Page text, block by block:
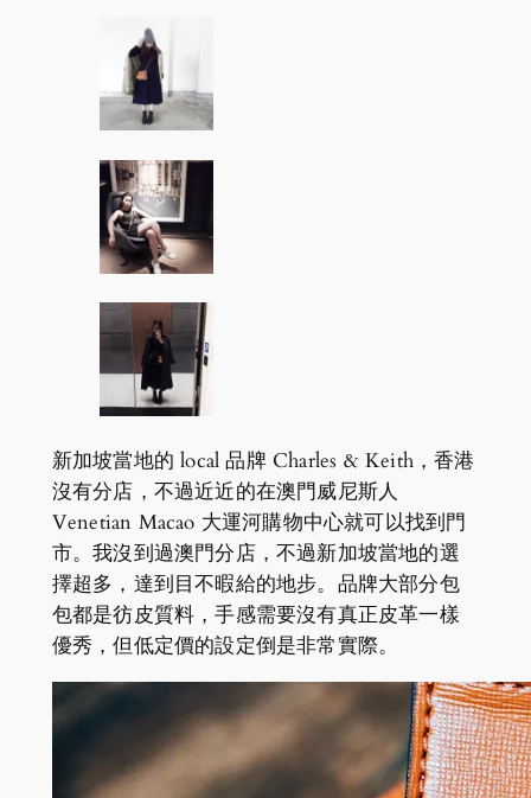
新加坡當地的 local 品牌 Charles & Keith，香港
沒有分店，不過近近的在澳門威尼斯人
Venetian Macao 大運河購物中心就可以找到門
市。我沒到過澳門分店，不過新加坡當地的選
擇超多，達到目不暇給的地步。品牌大部分包
包都是彷皮質料，手感需要沒有真正皮革一樣
優秀，但低定價的設定倒是非常實際。